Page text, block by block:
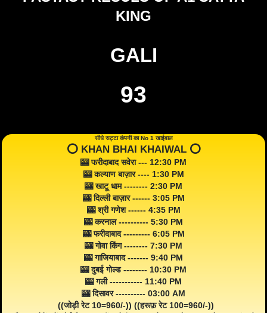
KING
GALI
93
सीधे सट्टा कंपनी का No 1 खाईवाल
⭕️ KHAN BHAI KHAIWAL ⭕️
🎰 फरीदाबाद सवेरा --- 12:30 PM
🎰 कल्याण बाज़ार ---- 1:30 PM
🎰 खाटू धाम -------- 2:30 PM
🎰 दिल्ली बाज़ार ------ 3:05 PM
🎰 श्री गणेश ------ 4:35 PM
🎰 करनाल ---------- 5:30 PM
🎰 फरीदाबाद --------- 6:05 PM
🎰 गोवा किंग -------- 7:30 PM
🎰 गाजियाबाद ------- 9:40 PM
🎰 दुबई गोल्ड -------- 10:30 PM
🎰 गली ----------- 11:40 PM
🎰 दिसावर ---------- 03:00 AM
((जोड़ी रेट 10=960/-)) ((हरूफ़ रेट 100=960/-))